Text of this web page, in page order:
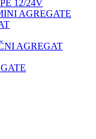
12/24V
AGREGATE
AGREGAT